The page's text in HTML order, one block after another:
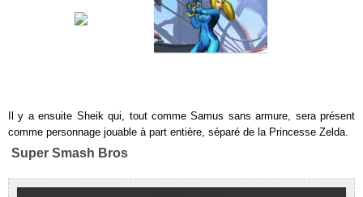
Il y a ensuite Sheik qui, tout comme Samus sans armure, sera présent
comme personnage jouable à part entière, séparé de la Princesse Zelda.
Super Smash Bros